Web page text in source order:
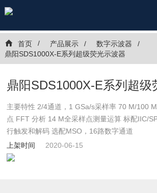
首页 产品展示
数字示波器
鼎阳SDS1000X-E系列超级荧光示波器
鼎阳SDS1000X-E系列超级
主要特性 2/4通道，1 GSa/s采样率 70 M/100
点 FFT 分析 14 M全采样点测量运算 标配IIC/
行触发和解码 选配MSO，16路数字通道
上架时间
2020-06-15